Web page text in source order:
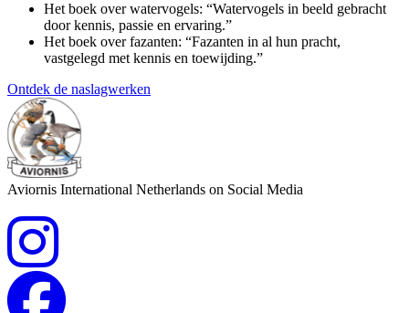
Het boek over watervogels: “Watervogels in beeld gebracht
door kennis, passie en ervaring.”
Het boek over fazanten: “Fazanten in al hun pracht,
vastgelegd met kennis en toewijding.”
Ontdek de naslagwerken
Aviornis International Netherlands on Social Media